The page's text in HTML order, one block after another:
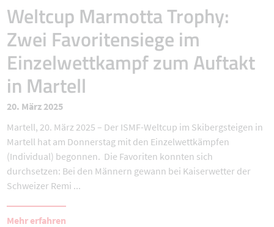
Weltcup Marmotta Trophy:
Zwei Favoritensiege im
Einzelwettkampf zum Auftakt
in Martell
20. März 2025
Martell, 20. März 2025 – Der ISMF-Weltcup im Skibergsteigen in
Martell hat am Donnerstag mit den Einzelwettkämpfen
(Individual) begonnen. Die Favoriten konnten sich
durchsetzen: Bei den Männern gewann bei Kaiserwetter der
Schweizer Remi ...
Mehr erfahren